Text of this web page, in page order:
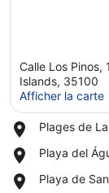
Calle Los Pinos,
Islands, 35100
Afficher la carte
Plages de
Place,
de
Palmas
Playa del
Place,
del
Playa de
Place,